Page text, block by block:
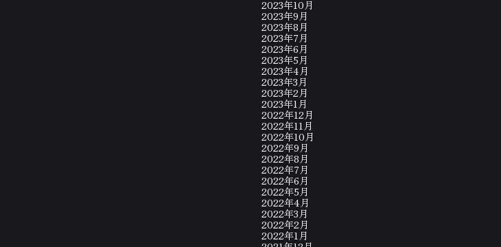
2023年10月
2023年9月
2023年8月
2023年7月
2023年6月
2023年5月
2023年4月
2023年3月
2023年2月
2023年1月
2022年12月
2022年11月
2022年10月
2022年9月
2022年8月
2022年7月
2022年6月
2022年5月
2022年4月
2022年3月
2022年2月
2022年1月